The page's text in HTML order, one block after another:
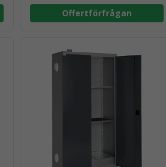
Offertförfrågan